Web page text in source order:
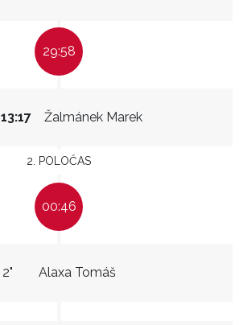
29:58
Žalmánek Marek
13:17
2. POLOČAS
00:46
Alaxa Tomáš
2"